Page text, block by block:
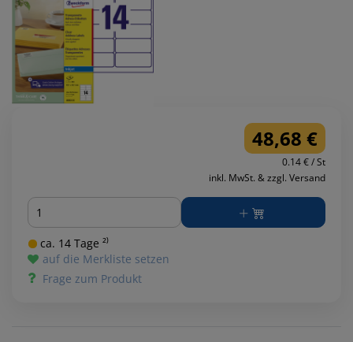
48,68 €
0.14 € / St
inkl. MwSt. & zzgl. Versand
Menge
ca. 14 Tage ²⁾
auf die Merkliste setzen
Frage zum Produkt